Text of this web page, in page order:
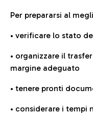
Per prepararsi al
• verificare lo stato
• organizzare il
margine adeguato
• tenere pronti
• considerare i tempi